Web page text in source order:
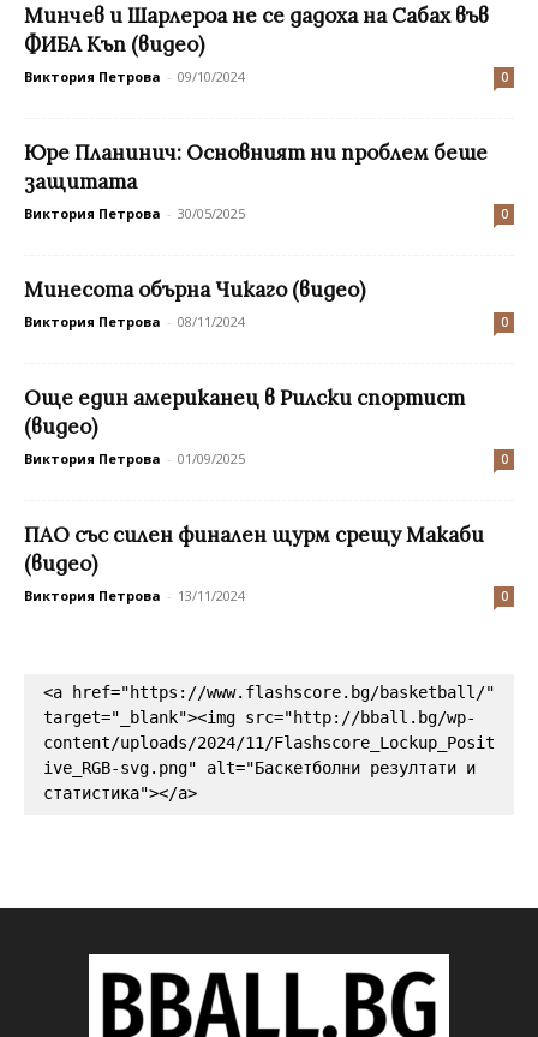
Минчев и Шарлероа не се дадоха на Сабах във
ФИБА Къп (видео)
Виктория Петрова - 09/10/2024 0
Юре Планинич: Основният ни проблем беше
защитата
Виктория Петрова - 30/05/2025 0
Минесота обърна Чикаго (видео)
Виктория Петрова - 08/11/2024 0
Още един американец в Рилски спортист
(видео)
Виктория Петрова - 01/09/2025 0
ПАО със силен финален щурм срещу Макаби
(видео)
Виктория Петрова - 13/11/2024 0
<a href="https://www.flashscore.bg/basketball/"
target="_blank"><img src="http://bball.bg/wp-
content/uploads/2024/11/Flashscore_Lockup_Posit
ive_RGB-svg.png" alt="Баскетболни резултати и
статистика"></a>